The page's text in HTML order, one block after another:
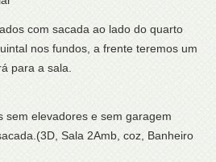
com sacada ao lado do quarto
nos fundos, a frente teremos um
para a sala.
sem elevadores e sem garagem
Sala 2Amb, coz, Banheiro